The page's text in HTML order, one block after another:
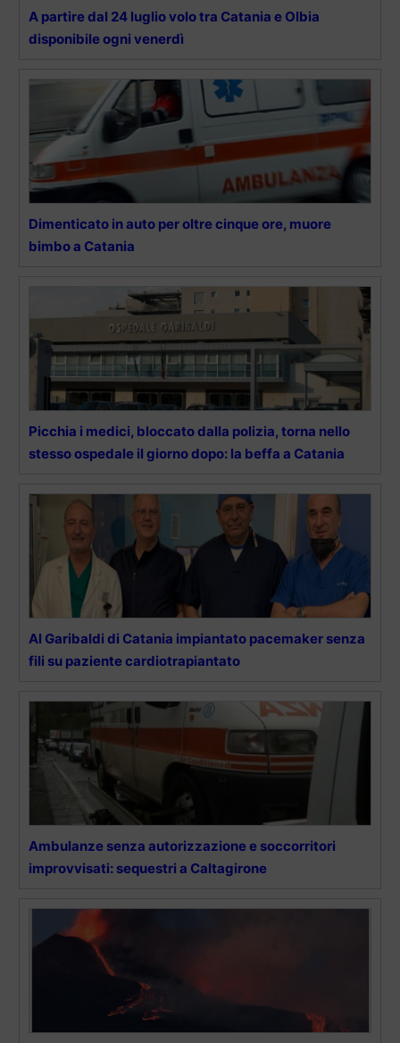
A partire dal 24 luglio volo tra Catania e Olbia
disponibile ogni venerdì
Dimenticato in auto per oltre cinque ore, muore
bimbo a Catania
Picchia i medici, bloccato dalla polizia, torna nello
stesso ospedale il giorno dopo: la beffa a Catania
Al Garibaldi di Catania impiantato pacemaker senza
fili su paziente cardiotrapiantato
Ambulanze senza autorizzazione e soccorritori
improvvisati: sequestri a Caltagirone